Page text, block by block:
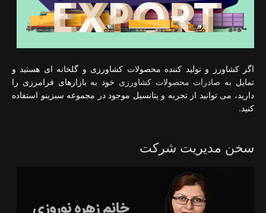
اگر کشاورز و تولید کننده محصولات کشاورزی و گلخانه ای هستید و
تمایل به صادرات محصولات کشاورزی خود به بازارهای فرامرزی را
دارید، می توانید از تجربه و پتانسیل موجود در مجموعه سبزینو استفاده
کنید.
سخن مدیریت شرکت